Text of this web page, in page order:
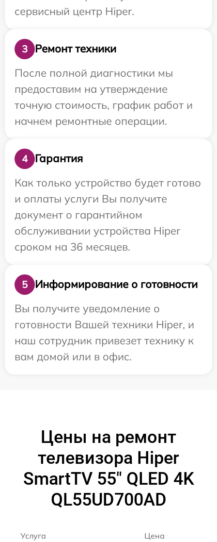
сервисный центр Hiper.
3
Ремонт техники
После полной диагностики мы
предоставим на утверждение
точную стоимость, график работ и
начнем ремонтные операции.
4
Гарантия
Как только устройство будет готово
и оплаты услуги Вы получите
документ о гарантийном
обслуживании устройства Hiper
сроком на 36 месяцев.
5
Информирование о готовности
Вы получите уведомление о
готовности Вашей техники Hiper, и
наш сотрудник привезет технику к
вам домой или в офис.
Цены на ремонт
телевизора Hiper
SmartTV 55" QLED 4K
QL55UD700AD
Услуга Цена